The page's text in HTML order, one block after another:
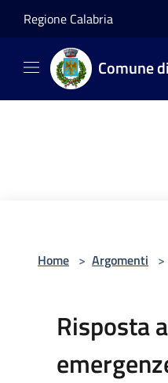
Regione Calabria
Comune
Home > Argomenti >
Risposta